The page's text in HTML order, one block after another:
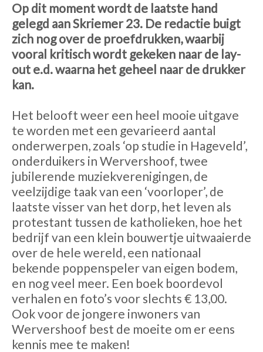
Op dit moment wordt de laatste hand
gelegd aan Skriemer 23. De redactie buigt
zich nog over de proefdrukken, waarbij
vooral kritisch wordt gekeken naar de lay-
out e.d. waarna het geheel naar de drukker
kan.
Het belooft weer een heel mooie uitgave
te worden met een gevarieerd aantal
onderwerpen, zoals ‘op studie in Hageveld’,
onderduikers in Wervershoof, twee
jubilerende muziekverenigingen, de
veelzijdige taak van een ‘voorloper’, de
laatste visser van het dorp, het leven als
protestant tussen de katholieken, hoe het
bedrijf van een klein bouwertje uitwaaierde
over de hele wereld, een nationaal
bekende poppenspeler van eigen bodem,
en nog veel meer. Een boek boordevol
verhalen en foto’s voor slechts € 13,00.
Ook voor de jongere inwoners van
Wervershoof best de moeite om er eens
kennis mee te maken!